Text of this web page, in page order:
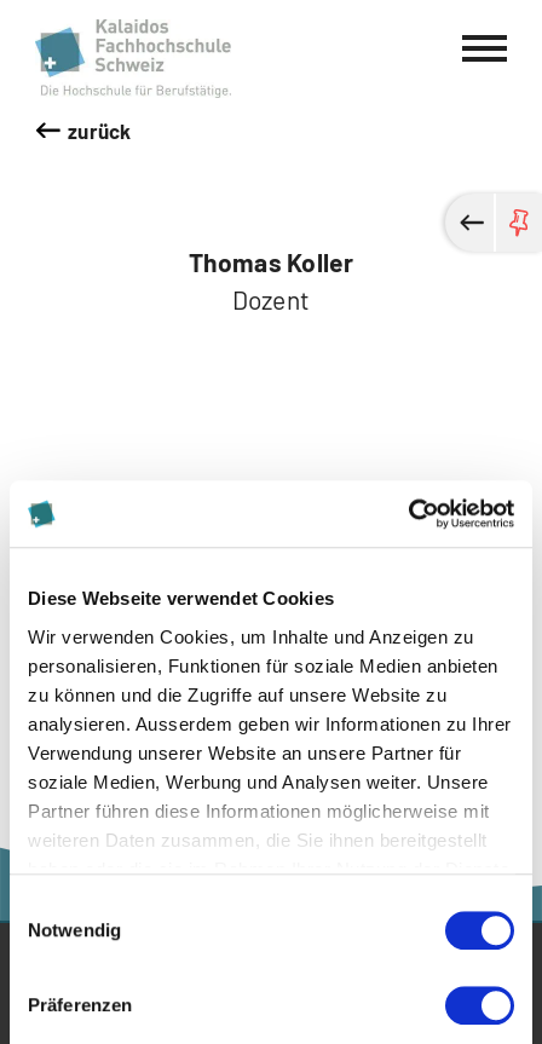
Diese Webseite verwendet Cookies
Wir verwenden Cookies, um Inhalte und Anzeigen zu
personalisieren, Funktionen für soziale Medien anbieten
zu können und die Zugriffe auf unsere Website zu
analysieren. Ausserdem geben wir Informationen zu Ihrer
Verwendung unserer Website an unsere Partner für
soziale Medien, Werbung und Analysen weiter. Unsere
Partner führen diese Informationen möglicherweise mit
weiteren Daten zusammen, die Sie ihnen bereitgestellt
Notwendig
Präferenzen
Kalaidos Fachhochschule Schweiz
zurück
Thomas Koller
Dozent
Zur Merkliste hinzufügen